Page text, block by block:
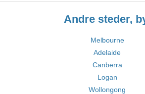
Andre steder,
Melbourne
Adelaide
Canberra
Logan
Wollongong